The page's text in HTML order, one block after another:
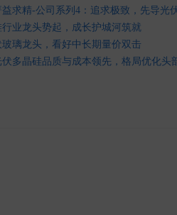
求精-公司系列4：追求极致，先导光
业龙头势起，成长护城河筑就
璃龙头，看好中长期量价双击
多晶硅品质与成本领先，格局优化头